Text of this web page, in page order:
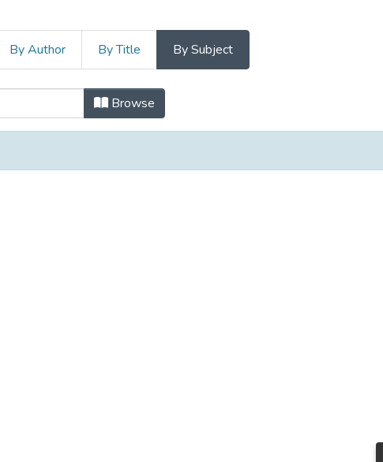
By Author By Title By Subject
by Subject
Browse